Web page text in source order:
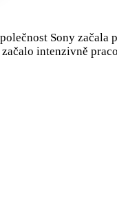
Sony začala
intenzivně